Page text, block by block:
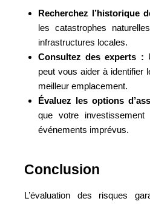
Recherchez l’historique
les catastrophes
infrastructures locales.
Consultez des experts :
peut vous aider à identifier
meilleur emplacement.
Évaluez les options
que votre
événements imprévus.
Conclusion
L’évaluation des risques